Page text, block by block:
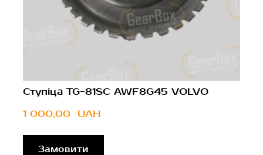
Ступіца TG-81SC AWF8G45 VOLVO
1 000,00  UAH
Замовити